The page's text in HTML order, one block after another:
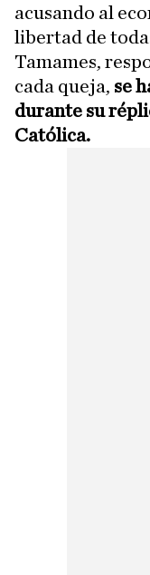
acusando al
libertad de
Tamames,
cada queja, se
durante su
Católica.